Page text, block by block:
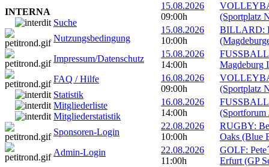
INTERNA
Suche
Nutzungsbedingung
Impressum/Datenschutz
FAQ / Hilfe
Statistik
Mitgliederliste
Mitgliederstatistik
Sponsoren-Login
Admin-Login
15.08.2026
09:00h
(Sportplatz
15.08.2026
10:00h
BILLARD:
15.08.2026
14:00h
Magdeburg
16.08.2026
09:00h
(Sportplatz
16.08.2026
14:00h
(Sportforum
22.08.2026
10:00h
RUGBY:
Oaks (Blue
22.08.2026
11:00h
GOLF:
Erfurt (GP